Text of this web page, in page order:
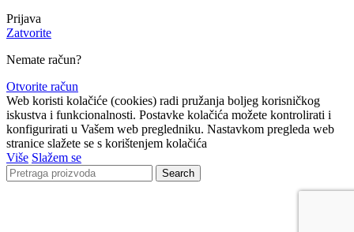
Prijava
Zatvorite
Nemate račun?
Otvorite račun
Web koristi kolačiće (cookies) radi pružanja boljeg korisničkog
iskustva i funkcionalnosti. Postavke kolačića možete kontrolirati i
konfigurirati u Vašem web pregledniku. Nastavkom pregleda web
stranice slažete se s korištenjem kolačića
Više Slažem se
Search
Obavijestit ćemo Vas kada proizvod bude ponovno